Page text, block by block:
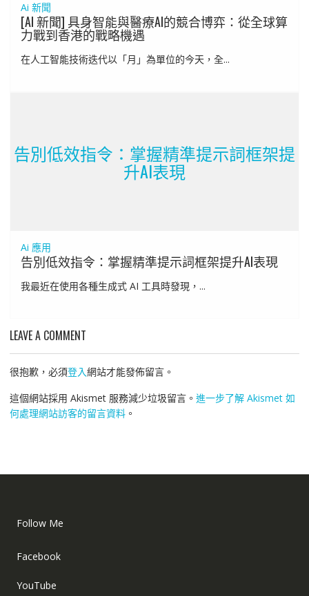
Ai 新聞
[AI 新聞] 具身智能與醫療AI的競合博弈：從全球算
力戰到香港的戰略機遇
在人工智能技術迭代以「月」為單位的今天，全...
告別低效指令：掌握精準提示詞框架提
升AI表現
Ai 應用
告別低效指令：掌握精準提示詞框架提升AI表現
我最近在使用各種生成式 AI 工具時發現，...
LEAVE A COMMENT
很抱歉，必須登入網站才能發佈留言。
這個網站採用 Akismet 服務減少垃圾留言。 進一步了解 Akismet 如
何處理網站訪客的留言資料。
Follow Me
Facebook
YouTube